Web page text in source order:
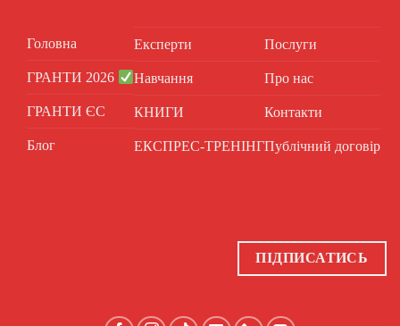
Головна
ГРАНТИ 2026
ГРАНТИ ЄС
Блог
Експерти
Навчання
КНИГИ
ЕКСПРЕС-ТРЕНІНГ
Послуги
Про нас
Контакти
Публічний договір
ПІДПИСАТИСЬ